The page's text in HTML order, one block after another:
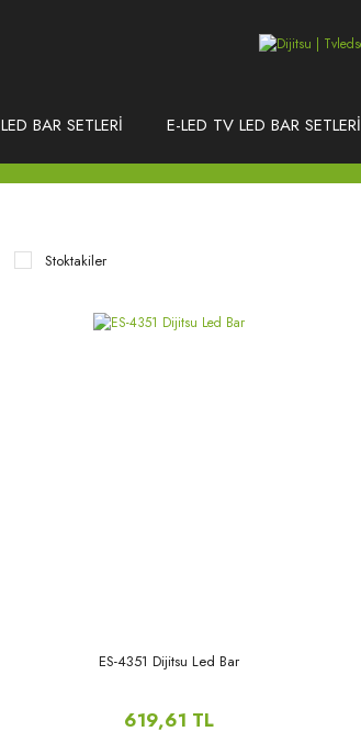
BAR SETLERİ E-LED TV LED BAR SETLERİ
Stoktakiler
ES-4351 Dijitsu Led Bar
619,61 TL